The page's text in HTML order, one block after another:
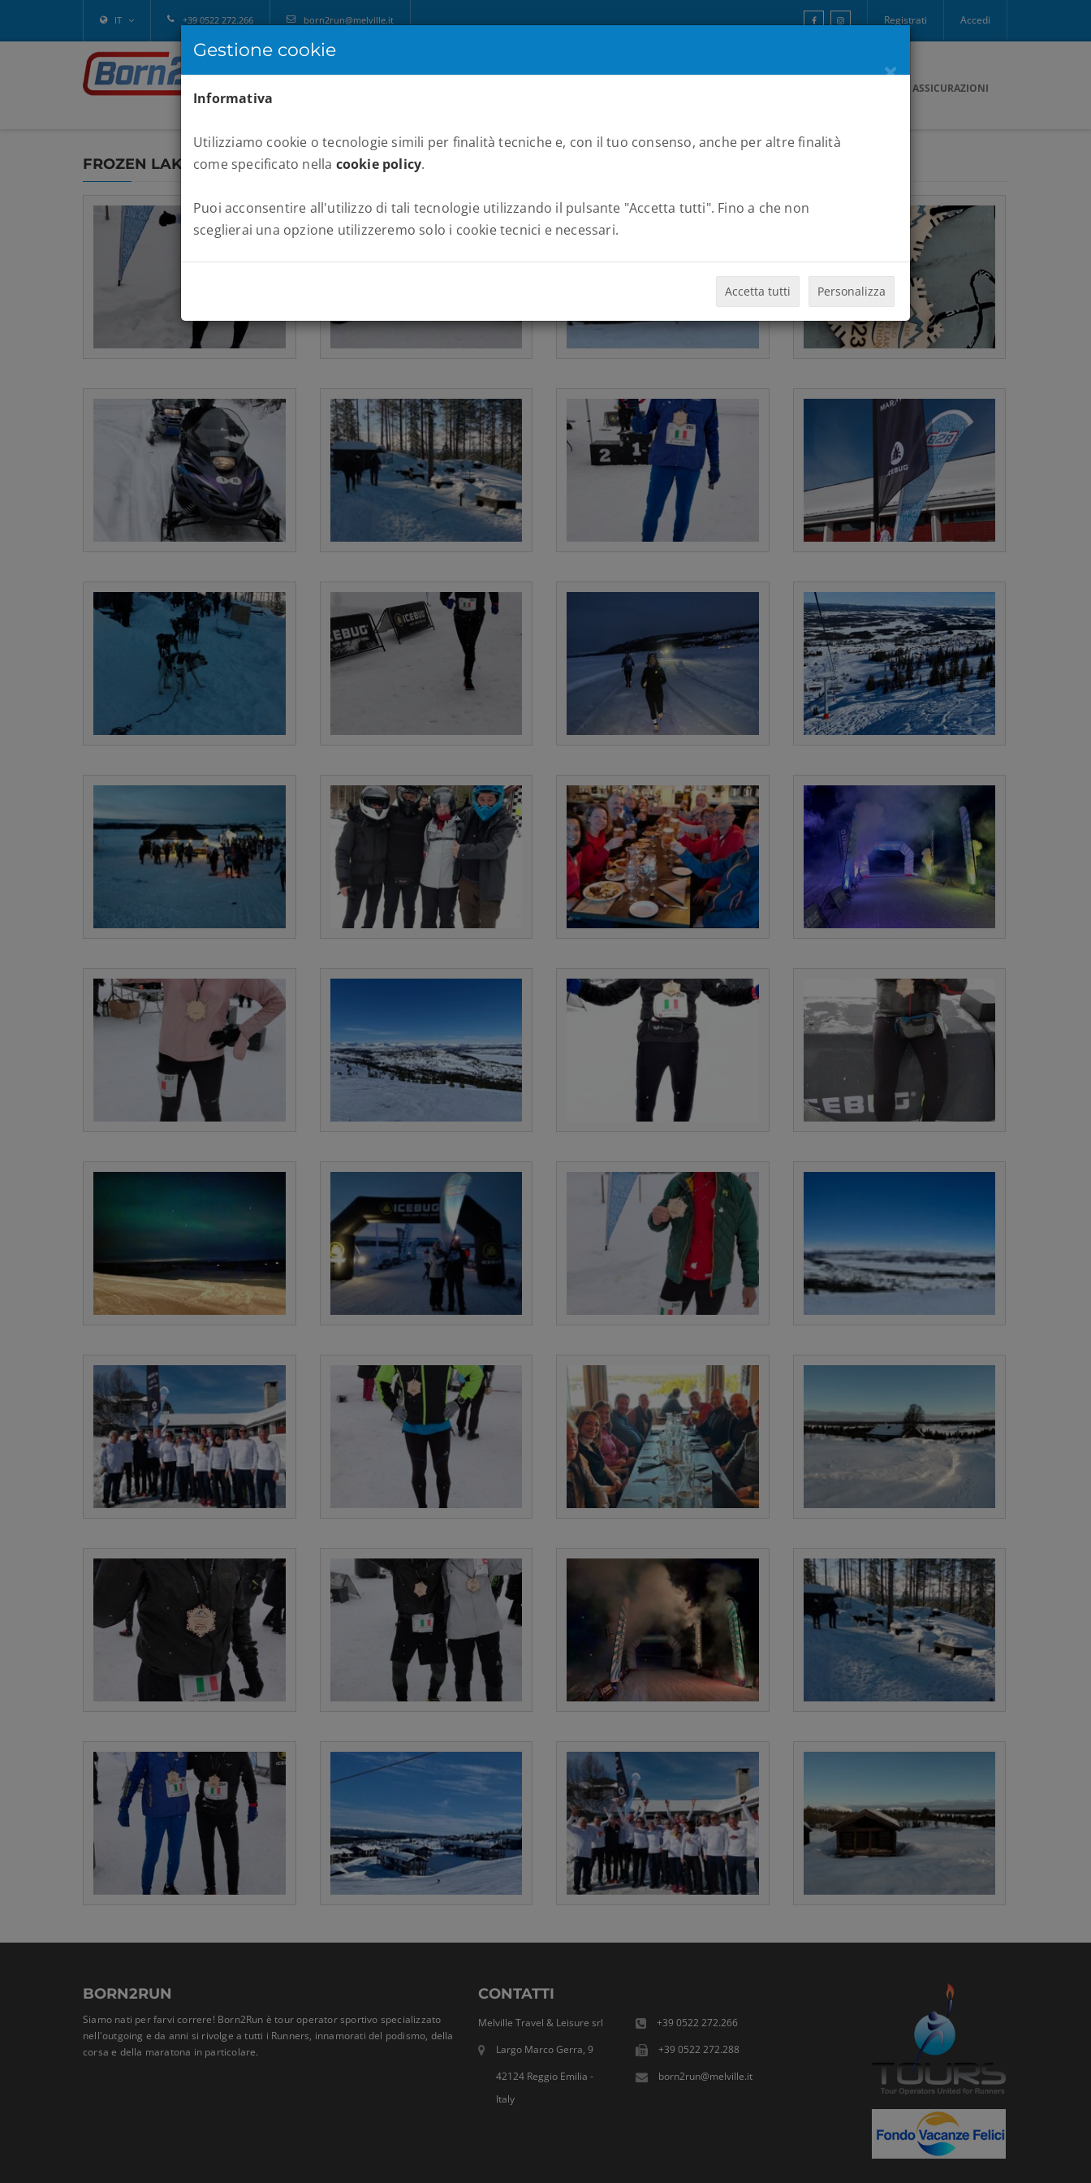
IT +39 0522 272.266 born2run@melville.it Registrati Accedi
ASSICURAZIONI
FROZEN LAKE MARATHON 2023
BORN2RUN
Siamo nati per farvi correre! Born2Run è tour operator sportivo specializzato
nell'outgoing e da anni si rivolge a tutti i Runners, innamorati del podismo, della
corsa e della maratona in particolare.
CONTATTI
Melville Travel & Leisure srl
Largo Marco Gerra, 9
42124 Reggio Emilia -
Italy
+39 0522 272.266
+39 0522 272.288
born2run@melville.it
Gestione cookie
×
Informativa
Utilizziamo cookie o tecnologie simili per finalità tecniche e, con il tuo consenso, anche per altre finalità
come specificato nella cookie policy.
Puoi acconsentire all'utilizzo di tali tecnologie utilizzando il pulsante "Accetta tutti". Fino a che non
sceglierai una opzione utilizzeremo solo i cookie tecnici e necessari.
Accetta tutti Personalizza